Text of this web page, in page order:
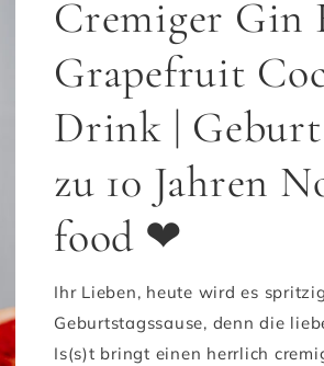
Cremiger Gin
Grapefruit
Drink |
zu 10 Jahren
food ❤
Ihr Lieben, heute wird es
Geburtstagssause, denn die
Is(s)t bringt einen herrlich